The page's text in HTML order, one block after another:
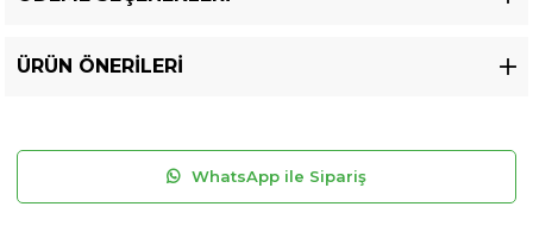
ÜRÜN ÖNERILERI
WhatsApp ile Sipariş